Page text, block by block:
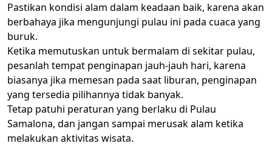
Pastikan kondisi alam dalam keadaan baik, karena akan
berbahaya jika mengunjungi pulau ini pada cuaca yang
buruk.
Ketika memutuskan untuk bermalam di sekitar pulau,
pesanlah tempat penginapan jauh-jauh hari, karena
biasanya jika memesan pada saat liburan, penginapan
yang tersedia pilihannya tidak banyak.
Tetap patuhi peraturan yang berlaku di Pulau
Samalona, dan jangan sampai merusak alam ketika
melakukan aktivitas wisata.